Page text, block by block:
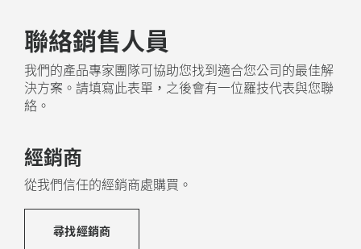
聯絡銷售人員
我們的產品專家團隊可協助您找到適合您公司的最佳解
決方案。請填寫此表單，之後會有一位羅技代表與您聯
絡。
經銷商
從我們信任的經銷商處購買。
尋找經銷商